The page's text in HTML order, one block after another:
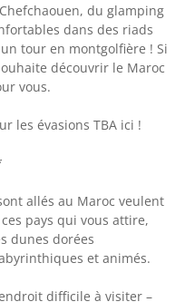
du glamping
dans des riads
tour en montgolfière ! Si
découvrir le Maroc
vous.
les évasions TBA ici !
allés au Maroc veulent
pays qui vous attire,
dunes dorées
et animés.
difficile à visiter –